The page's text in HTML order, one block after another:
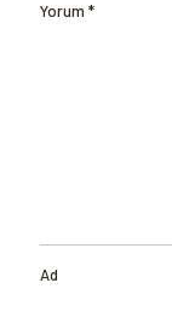
Yorum *
Ad